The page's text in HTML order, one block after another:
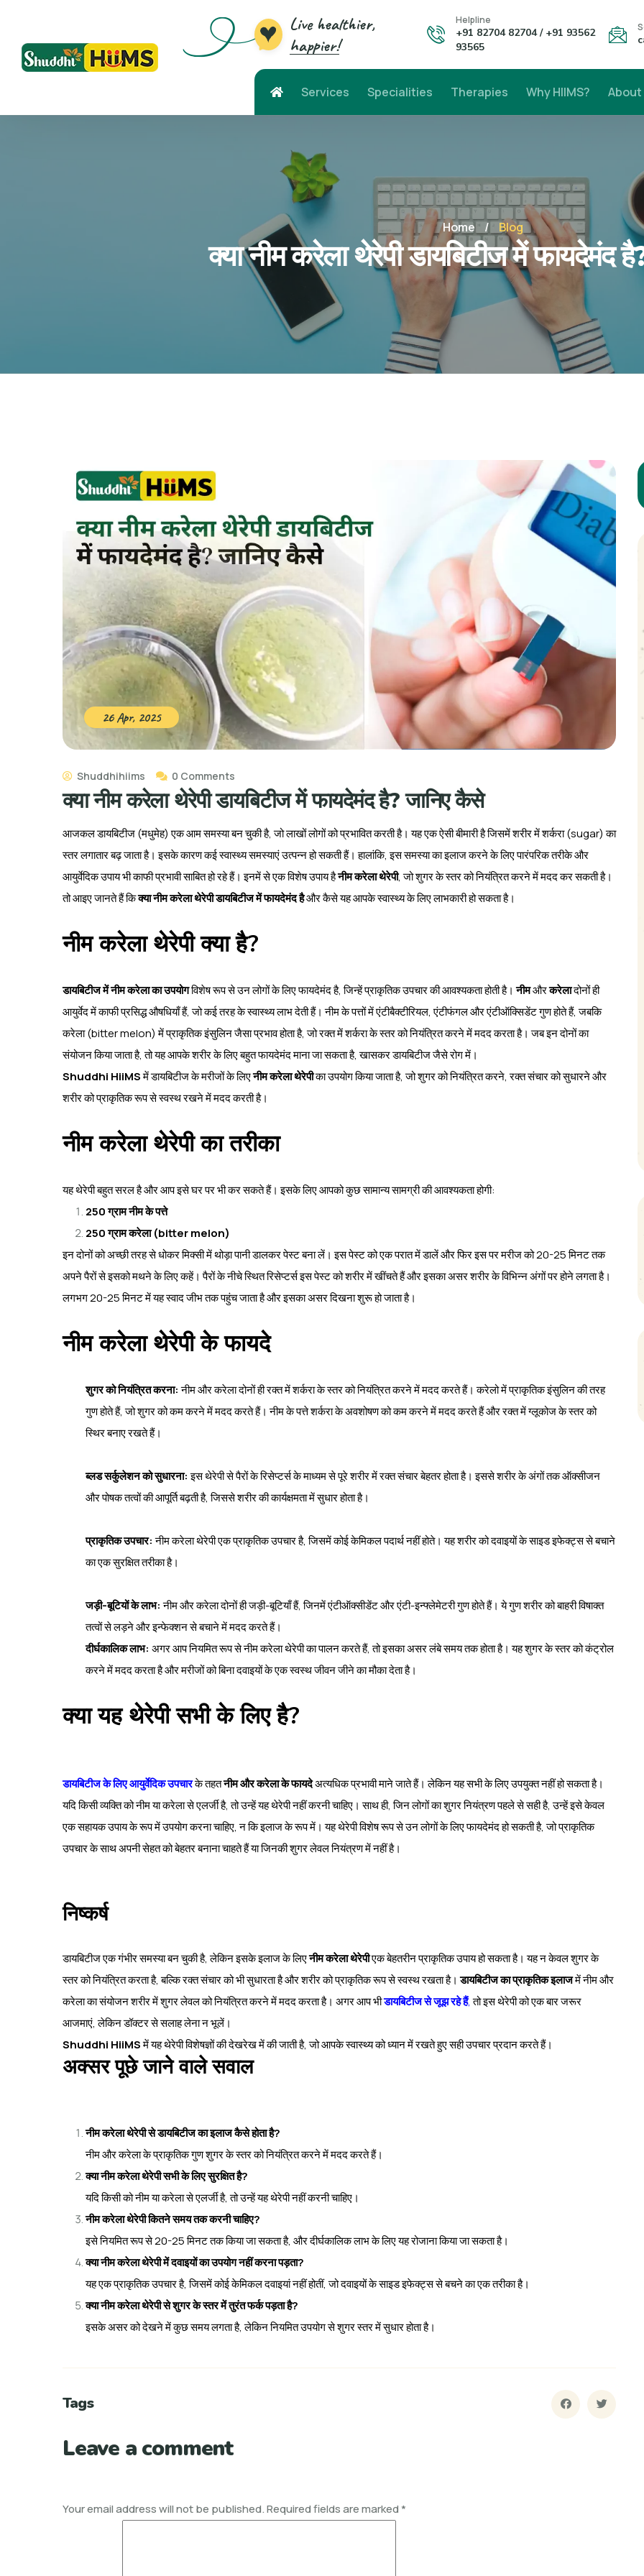
Live healthier,
happier!
Helpline
+91 82704 82704 / +91 93562
93565
Services Specialities Therapies Why HIIMS? About
Home / Blog
क्या नीम करेला थेरेपी डायबिटीज में फायदेमंद
26 Apr, 2025
Shuddhihiims 0 Comments
क्या नीम करेला थेरेपी डायबिटीज में फायदेमंद है? जानिए कैसे
आजकल डायबिटीज (मधुमेह) एक आम समस्या बन चुकी है, जो लाखों लोगों को प्रभावित करती है। यह एक ऐसी बीमारी है जिसमें शरीर में शर्करा (sugar) का
स्तर लगातार बढ़ जाता है। इसके कारण कई स्वास्थ्य समस्याएं उत्पन्न हो सकती हैं। हालांकि, इस समस्या का इलाज करने के लिए पारंपरिक तरीके और
आयुर्वेदिक उपाय भी काफी प्रभावी साबित हो रहे हैं। इनमें से एक विशेष उपाय हैनीम करेला थेरेपी, जो शुगर के स्तर को नियंत्रित करने में मदद कर सकती है।
तो आइए जानते हैं किक्या नीम करेला थेरेपी डायबिटीज में फायदेमंद हैऔर कैसे यह आपके स्वास्थ्य के लिए लाभकारी हो सकता है।
नीम करेला थेरेपी क्या है?
डायबिटीज में नीम करेला का उपयोगविशेष रूप से उन लोगों के लिए फायदेमंद है, जिन्हें प्राकृतिक उपचार की आवश्यकता होती है। नीमऔरकरेलादोनों ही
आयुर्वेद में काफी प्रसिद्ध औषधियाँ हैं, जो कई तरह के स्वास्थ्य लाभ देती हैं। नीम के पत्तों में एंटीबैक्टीरियल, एंटीफंगल और एंटीऑक्सिडेंट गुण होते हैं, जबकि
करेला (bitter melon) में प्राकृतिक इंसुलिन जैसा प्रभाव होता है, जो रक्त में शर्करा के स्तर को नियंत्रित करने में मदद करता है। जब इन दोनों का
संयोजन किया जाता है, तो यह आपके शरीर के लिए बहुत फायदेमंद माना जा सकता है, खासकर डायबिटीज जैसे रोग में।
Shuddhi HiiMSमें डायबिटीज के मरीजों के लिएनीम करेला थेरेपीका उपयोग किया जाता है, जो शुगर को नियंत्रित करने, रक्त संचार को सुधारने और
शरीर को प्राकृतिक रूप से स्वस्थ रखने में मदद करती है।
नीम करेला थेरेपी का तरीका
यह थेरेपी बहुत सरल है और आप इसे घर पर भी कर सकते हैं। इसके लिए आपको कुछ सामान्य सामग्री की आवश्यकता होगी:
250 ग्राम नीम के पत्ते
250 ग्राम करेला (bitter melon)
इन दोनों को अच्छी तरह से धोकर मिक्सी में थोड़ा पानी डालकर पेस्ट बना लें। इस पेस्ट को एक परात में डालें और फिर इस पर मरीज को 20-25 मिनट तक
अपने पैरों से इसको मथने के लिए कहें। पैरों के नीचे स्थित रिसेप्टर्स इस पेस्ट को शरीर में खींचते हैं और इसका असर शरीर के विभिन्न अंगों पर होने लगता है।
लगभग 20-25 मिनट में यह स्वाद जीभ तक पहुंच जाता है और इसका असर दिखना शुरू हो जाता है।
नीम करेला थेरेपी के फायदे
शुगर को नियंत्रित करना:नीम और करेला दोनों ही रक्त में शर्करा के स्तर को नियंत्रित करने में मदद करते हैं। करेलो में प्राकृतिक इंसुलिन की तरह
गुण होते हैं, जो शुगर को कम करने में मदद करते हैं। नीम के पत्ते शर्करा के अवशोषण को कम करने में मदद करते हैं और रक्त में ग्लूकोज के स्तर को
स्थिर बनाए रखते हैं।
ब्लड सर्कुलेशन को सुधारना:इस थेरेपी से पैरों के रिसेप्टर्स के माध्यम से पूरे शरीर में रक्त संचार बेहतर होता है। इससे शरीर के अंगों तक ऑक्सीजन
और पोषक तत्वों की आपूर्ति बढ़ती है, जिससे शरीर की कार्यक्षमता में सुधार होता है।
प्राकृतिक उपचार:नीम करेला थेरेपी एक प्राकृतिक उपचार है, जिसमें कोई केमिकल पदार्थ नहीं होते। यह शरीर को दवाइयों के साइड इफेक्ट्स से बचाने
का एक सुरक्षित तरीका है।
जड़ी-बूटियों के लाभ:नीम और करेला दोनों ही जड़ी-बूटियाँ हैं, जिनमें एंटीऑक्सीडेंट और एंटी-इन्फ्लेमेटरी गुण होते हैं। ये गुण शरीर को बाहरी विषाक्त
तत्वों से लड़ने और इन्फेक्शन से बचाने में मदद करते हैं।
दीर्घकालिक लाभ: अगर आप नियमित रूप से नीम करेला थेरेपी का पालन करते हैं, तो इसका असर लंबे समय तक होता है। यह शुगर के स्तर को कंट्रोल
करने में मदद करता है और मरीजों को बिना दवाइयों के एक स्वस्थ जीवन जीने का मौका देता है।
क्या यह थेरेपी सभी के लिए है?
डायबिटीज के लिए आयुर्वेदिक उपचारके तहतनीम और करेला के फायदेअत्यधिक प्रभावी माने जाते हैं। लेकिन यह सभी के लिए उपयुक्त नहीं हो सकता है।
यदि किसी व्यक्ति को नीम या करेला से एलर्जी है, तो उन्हें यह थेरेपी नहीं करनी चाहिए। साथ ही, जिन लोगों का शुगर नियंत्रण पहले से सही है, उन्हें इसे केवल
एक सहायक उपाय के रूप में उपयोग करना चाहिए, न कि इलाज के रूप में। यह थेरेपी विशेष रूप से उन लोगों के लिए फायदेमंद हो सकती है, जो प्राकृतिक
उपचार के साथ अपनी सेहत को बेहतर बनाना चाहते हैं या जिनकी शुगर लेवल नियंत्रण में नहीं है।
निष्कर्ष
डायबिटीज एक गंभीर समस्या बन चुकी है, लेकिन इसके इलाज के लिएनीम करेला थेरेपीएक बेहतरीन प्राकृतिक उपाय हो सकता है। यह न केवल शुगर के
स्तर को नियंत्रित करता है, बल्कि रक्त संचार को भी सुधारता है और शरीर को प्राकृतिक रूप से स्वस्थ रखता है।डायबिटीज का प्राकृतिक इलाजमें नीम और
करेला का संयोजन शरीर में शुगर लेवल को नियंत्रित करने में मदद करता है। अगर आप भीडायबिटीज से जूझ रहे हैं,तो इस थेरेपी को एक बार जरूर
आजमाएं, लेकिन डॉक्टर से सलाह लेना न भूलें।
Shuddhi HiiMSमें यह थेरेपी विशेषज्ञों की देखरेख में की जाती है, जो आपके स्वास्थ्य को ध्यान में रखते हुए सही उपचार प्रदान करते हैं।
अक्सर पूछे जाने वाले सवाल
नीम करेला थेरेपी से डायबिटीज का इलाज कैसे होता है?
नीम और करेला के प्राकृतिक गुण शुगर के स्तर को नियंत्रित करने में मदद करते हैं।
क्या नीम करेला थेरेपी सभी के लिए सुरक्षित है?
यदि किसी को नीम या करेला से एलर्जी है, तो उन्हें यह थेरेपी नहीं करनी चाहिए।
नीम करेला थेरेपी कितने समय तक करनी चाहिए?
इसे नियमित रूप से 20-25 मिनट तक किया जा सकता है, और दीर्घकालिक लाभ के लिए यह रोजाना किया जा सकता है।
क्या नीम करेला थेरेपी में दवाइयों का उपयोग नहीं करना पड़ता?
यह एक प्राकृतिक उपचार है, जिसमें कोई केमिकल दवाइयां नहीं होतीं, जो दवाइयों के साइड इफेक्ट्स से बचने का एक तरीका है।
क्या नीम करेला थेरेपी से शुगर के स्तर में तुरंत फर्क पड़ता है?
इसके असर को देखने में कुछ समय लगता है, लेकिन नियमित उपयोग से शुगर स्तर में सुधार होता है।
Tags
Leave a comment
Your email address will not be published.Required fields are marked*